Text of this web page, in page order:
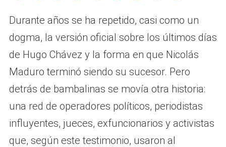
Durante años se ha repetido, casi como un
dogma, la versión oficial sobre los últimos días
de Hugo Chávez y la forma en que Nicolás
Maduro terminó siendo su sucesor. Pero
detrás de bambalinas se movía otra historia:
una red de operadores políticos, periodistas
influyentes, jueces, exfuncionarios y activistas
que, según este testimonio, usaron al